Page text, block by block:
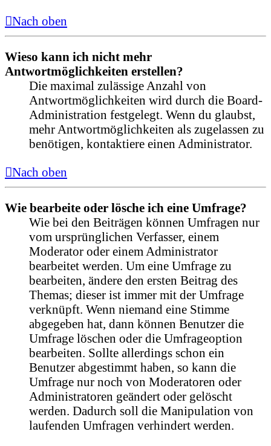
Nach oben
Wieso kann ich nicht mehr
Antwortmöglichkeiten erstellen?
Die maximal zulässige Anzahl von
Antwortmöglichkeiten wird durch die Board-
Administration festgelegt. Wenn du glaubst,
mehr Antwortmöglichkeiten als zugelassen zu
benötigen, kontaktiere einen Administrator.
Nach oben
Wie bearbeite oder lösche ich eine Umfrage?
Wie bei den Beiträgen können Umfragen nur
vom ursprünglichen Verfasser, einem
Moderator oder einem Administrator
bearbeitet werden. Um eine Umfrage zu
bearbeiten, ändere den ersten Beitrag des
Themas; dieser ist immer mit der Umfrage
verknüpft. Wenn niemand eine Stimme
abgegeben hat, dann können Benutzer die
Umfrage löschen oder die Umfrageoption
bearbeiten. Sollte allerdings schon ein
Benutzer abgestimmt haben, so kann die
Umfrage nur noch von Moderatoren oder
Administratoren geändert oder gelöscht
werden. Dadurch soll die Manipulation von
laufenden Umfragen verhindert werden.